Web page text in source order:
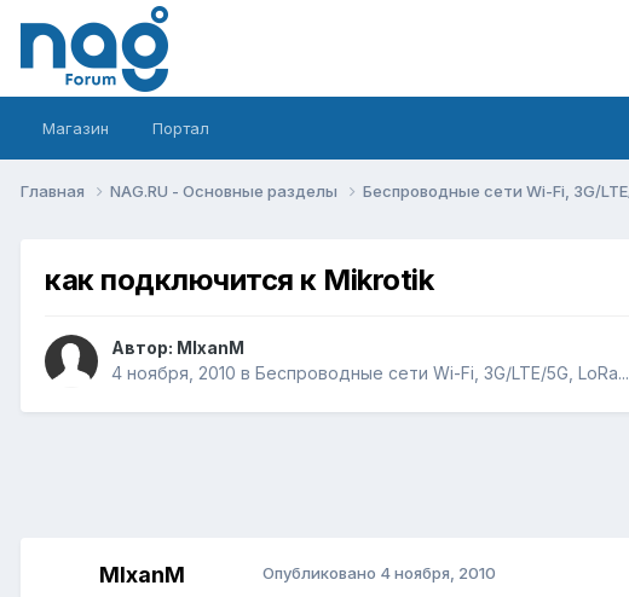
Магазин Портал
Главная NAG.RU - Основные разделы Беспроводные сети Wi-Fi, 3G/
как подключится к Mikrotik
Автор: MIxanM
4 ноября, 2010 в Беспроводные сети Wi-Fi, 3G/LTE/5G, LoRa...
MIxanM Опубликовано 4 ноября, 2010